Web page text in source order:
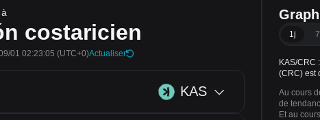
costaricien
01 02:23:05 (UTC+0)Actualiser
KAS
1j
KAS/CRC
(CRC) est
Au cours
de
Et au